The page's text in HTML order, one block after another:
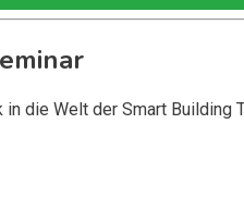
die Welt der Smart Building